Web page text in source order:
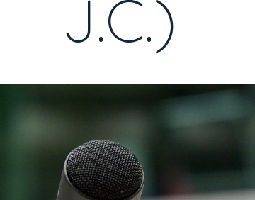
J.C.)